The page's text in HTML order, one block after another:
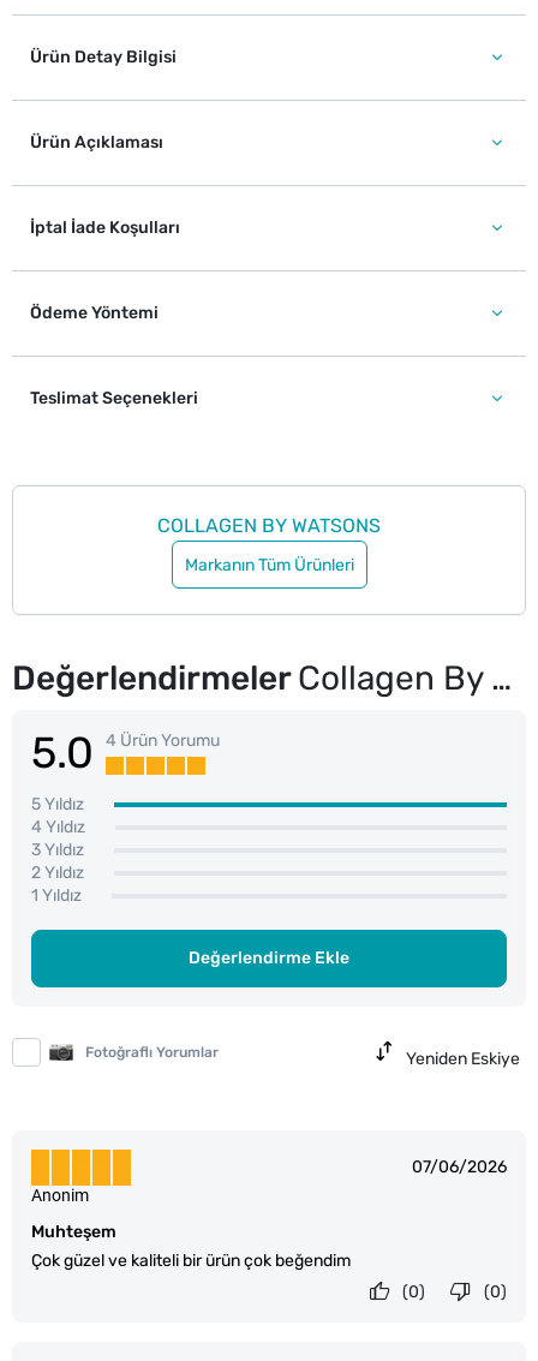
Ürün Detay Bilgisi
Ürün Açıklaması
İptal İade Koşulları
Ödeme Yöntemi
Teslimat Seçenekleri
COLLAGEN BY WATSONS
Markanın Tüm Ürünleri
DeğerlendirmelerCollagen By Watsons Yaşlanma Karşıtı Güneş Koruyucu SPF50 PA+++ 18 g
5.0 4 Ürün Yorumu
5 Yıldız
4 Yıldız
3 Yıldız
2 Yıldız
1 Yıldız
Değerlendirme Ekle
Fotoğraflı Yorumlar Yeniden Eskiye
07/06/2026
Muhteşem
Çok güzel ve kaliteli bir ürün çok beğendim
Anonim
(0)
(0)